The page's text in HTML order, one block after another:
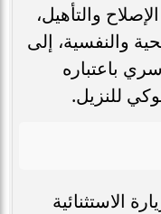
والتأهيل،
والنفسية، إلى
باعتباره
للنزيل.
الاستثنائية